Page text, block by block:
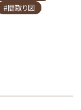
#間取り図